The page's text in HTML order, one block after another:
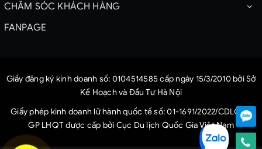
CHĂM SÓC KHÁCH HÀNG
FANPAGE
Giấy đăng ký kinh doanh số: 0104514585 cấp ngày 15/3/2010 bởi Sở
Kế Hoạch và Đầu Tư Hà Nội
Giấy phép kinh doanh lữ hành quốc tế số: 01-1691/2022/CDLQG-
GP LHQT được cấp bởi Cục Du lịch Quốc Gia Việt Nam